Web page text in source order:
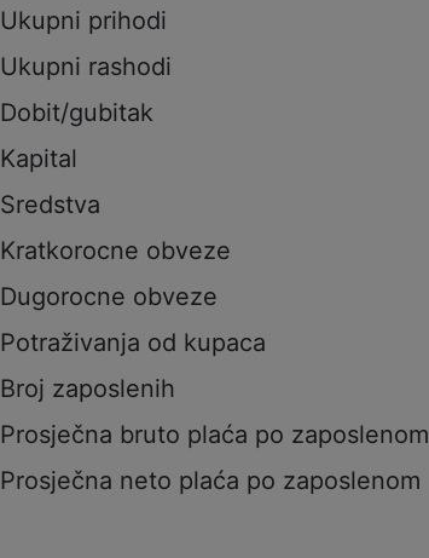
Ukupni prihodi
Ukupni rashodi
Dobit/gubitak
Kapital
Sredstva
Kratkorocne obveze
Dugorocne obveze
Potraživanja od kupaca
Broj zaposlenih
Prosječna bruto plaća po zaposlenom
Prosječna neto plaća po zaposlenom